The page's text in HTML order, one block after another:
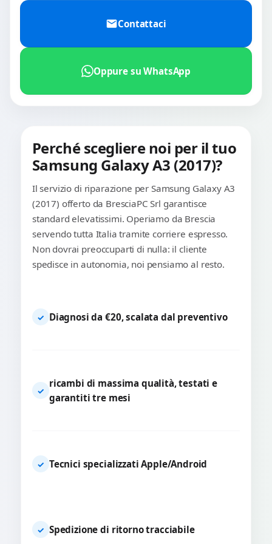
Contattaci
Oppure su WhatsApp
Perché scegliere noi per il tuo
Samsung Galaxy A3 (2017)?
Il servizio di riparazione per Samsung Galaxy A3
(2017) offerto da BresciaPC Srl garantisce
standard elevatissimi. Operiamo da Brescia
servendo tutta Italia tramite corriere espresso.
Non dovrai preoccuparti di nulla: il cliente
spedisce in autonomia, noi pensiamo al resto.
✓ Diagnosi da €20, scalata dal preventivo
✓
ricambi di massima qualità, testati e
garantiti tre mesi
✓ Tecnici specializzati Apple/Android
✓ Spedizione di ritorno tracciabile